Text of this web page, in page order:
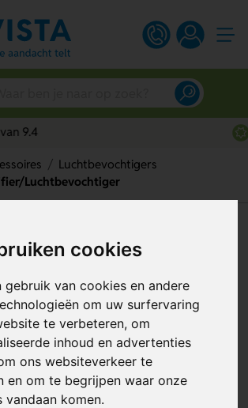
cookies
gebruik van cookies en andere
om uw surfervaring
te verbeteren, om
inhoud en advertenties
ons websiteverkeer te
en om te begrijpen waar onze
vandaan komen.
Snelle persoonlijke service
Luchtbevochtigers
Luchtbevochtiger
Luchtbevochtiger
318251